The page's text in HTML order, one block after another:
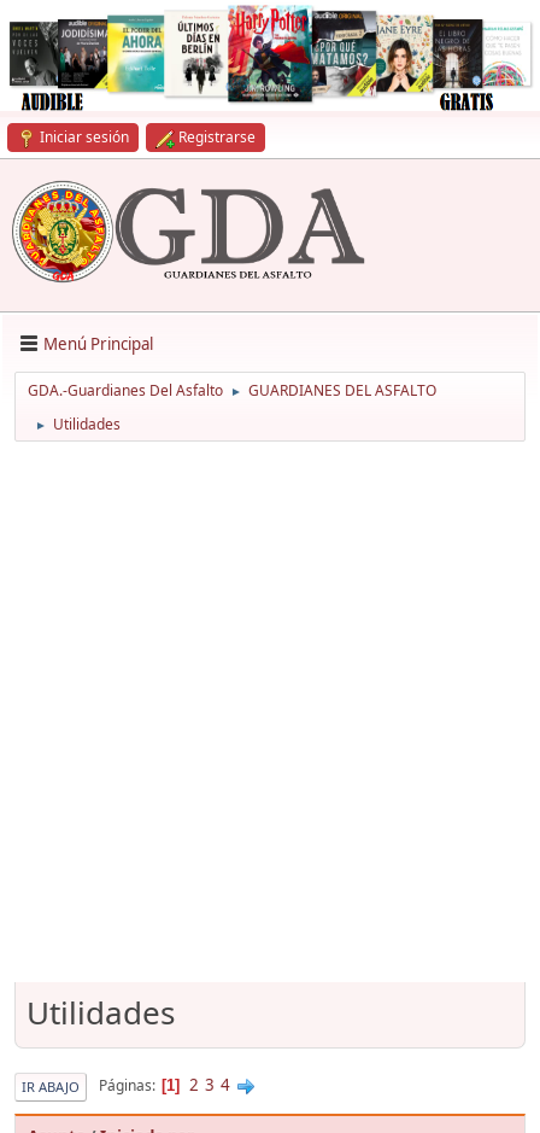
Iniciar sesión Registrarse
Menú Principal
GDA.-Guardianes Del Asfalto ► GUARDIANES DEL ASFALTO
► Utilidades
Utilidades
IR ABAJO Páginas 1 2 3 4